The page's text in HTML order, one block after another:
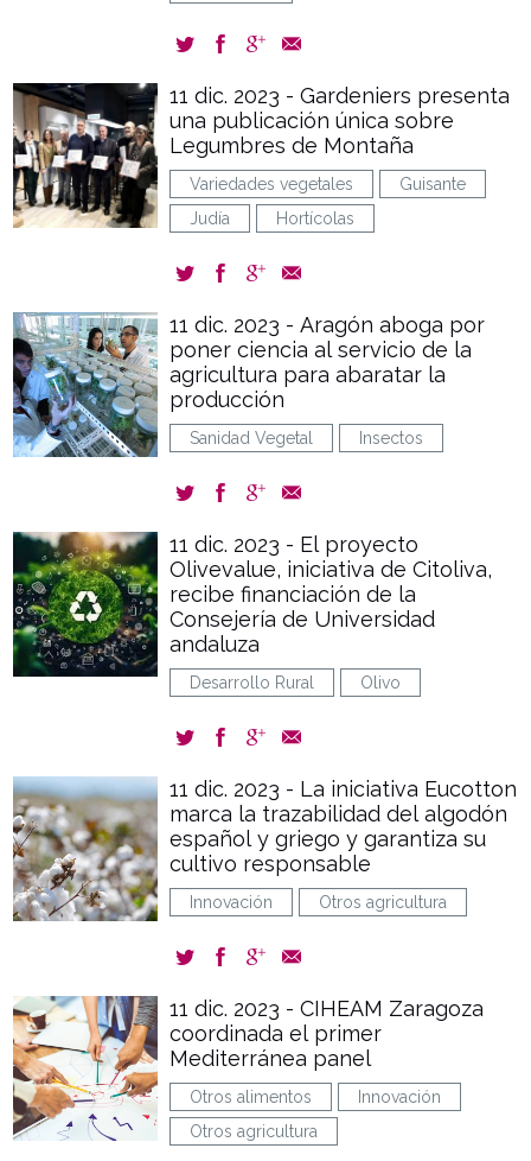
11 dic. 2023 - Gardeniers presenta
una publicación única sobre
Legumbres de Montaña
Variedades vegetales
Guisante
Judía
Hortícolas
11 dic. 2023 - Aragón aboga por
poner ciencia al servicio de la
agricultura para abaratar la
producción
Sanidad Vegetal Insectos
11 dic. 2023 - El proyecto
Olivevalue, iniciativa de Citoliva,
recibe financiación de la
Consejería de Universidad
andaluza
Desarrollo Rural Olivo
11 dic. 2023 - La iniciativa Eucotton
marca la trazabilidad del algodón
español y griego y garantiza su
cultivo responsable
Innovación Otros agricultura
11 dic. 2023 - CIHEAM Zaragoza
coordinada el primer
Mediterránea panel
Otros alimentos
Innovación
Otros agricultura